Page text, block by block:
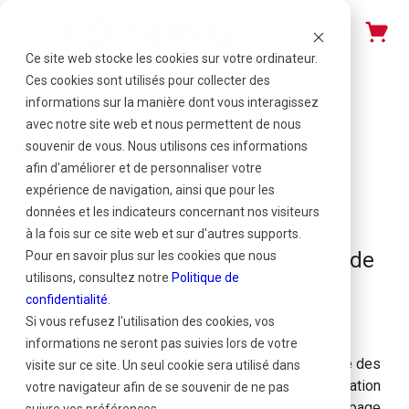
Ce site web stocke les cookies sur votre ordinateur.
Ces cookies sont utilisés pour collecter des
informations sur la manière dont vous interagissez
avec notre site web et nous permettent de nous
souvenir de vous. Nous utilisons ces informations
afin d'améliorer et de personnaliser votre
expérience de navigation, ainsi que pour les
données et les indicateurs concernant nos visiteurs
à la fois sur ce site web et sur d'autres supports.
Pour en savoir plus sur les cookies que nous
utilisons, consultez notre Politique de
confidentialité
Si vous refusez l'utilisation des cookies, vos
informations ne seront pas suivies lors de votre
visite sur ce site. Un seul cookie sera utilisé dans
votre navigateur afin de se souvenir de ne pas
Série 05 - Manuel
d'instructions
Règles générales
Spécifications techniques, pièces de
remplacement et ensembles de
réparation
Pour consulter les spécifications techniques, la liste des
pièces de remplacement et les ensembles de réparation